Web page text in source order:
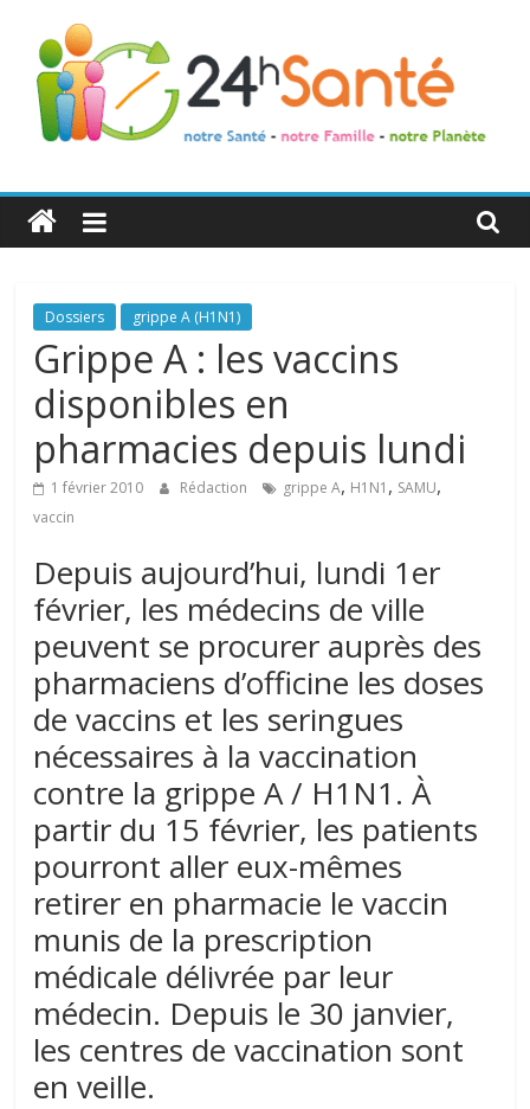
24h
Santé
La
santé
de
toute
famille
Dossiers grippe A (H1N1)
Grippe A : les vaccins
disponibles en
pharmacies depuis lundi
1 février 2010 Rédaction grippe A, H1N1 , SAMU,
vaccin
Depuis aujourd’hui, lundi 1er
février, les médecins de ville
peuvent se procurer auprès des
pharmaciens d’officine les doses
de vaccins et les seringues
nécessaires à la vaccination
contre la grippe A / H1N1. À
partir du 15 février, les patients
pourront aller eux-mêmes
retirer en pharmacie le vaccin
munis de la prescription
médicale délivrée par leur
médecin. Depuis le 30 janvier,
les centres de vaccination sont
en veille.